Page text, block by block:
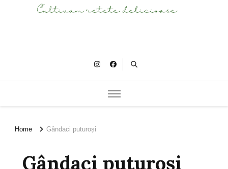
Gradina Culinara
Home Gândaci puturoși
Gândaci puturoși